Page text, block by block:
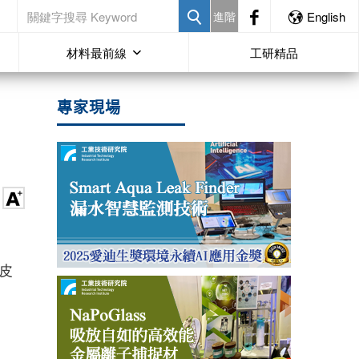
進階 English
材料最前線 工研精品
專家現場